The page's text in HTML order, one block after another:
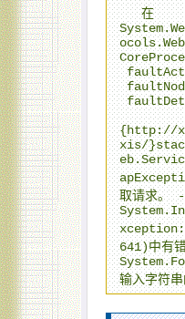
   在
faultActor:
faultNode:
faultDetail:
{http://
xis/
取请求。
xception:
641)中有